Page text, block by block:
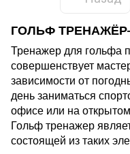
ГОЛЬФ
Тренажер для гольфа
совершенствует
зависимости от
день заниматься
офисе или на
Гольф тренажер
состоящей из таких